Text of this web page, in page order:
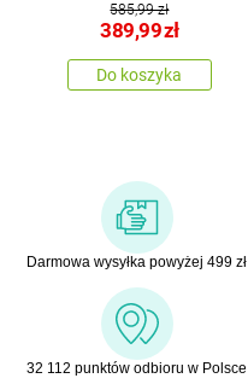
585,99 zł
389,99zł
Do koszyka
Darmowa wysyłka powyżej 499 zł
32 112 punktów odbioru w Polsce